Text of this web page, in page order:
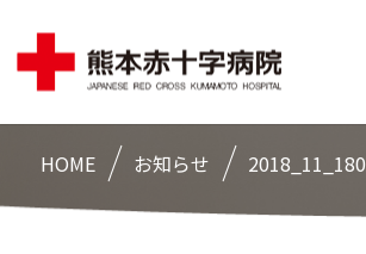
HOME お知らせ 2018_11_180